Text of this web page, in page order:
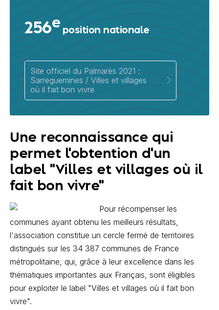
256e
position nationale
Site officiel du Palmarès 2021 :
Sarreguemines / Villes et villages
où il fait bon vivre
Une reconnaissance qui
permet l'obtention d'un
label "Villes et villages où il
fait bon vivre"
Pour récompenser les
communes ayant obtenu les meilleurs résultats,
l'association constitue un cercle fermé de territoires
distingués sur les 34 387 communes de France
métropolitaine, qui, grâce à leur excellence dans les
thématiques importantes aux Français, sont éligibles
pour exploiter le label "Villes et villages où il fait bon
vivre".